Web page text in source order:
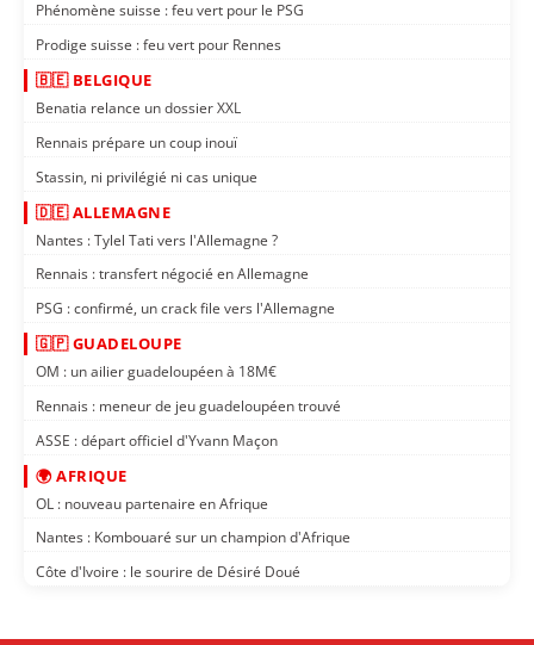
Phénomène suisse : feu vert pour le PSG
Prodige suisse : feu vert pour Rennes
🇧🇪 BELGIQUE
Benatia relance un dossier XXL
Rennais prépare un coup inouï
Stassin, ni privilégié ni cas unique
🇩🇪 ALLEMAGNE
Nantes : Tylel Tati vers l'Allemagne ?
Rennais : transfert négocié en Allemagne
PSG : confirmé, un crack file vers l'Allemagne
🇬🇵 GUADELOUPE
OM : un ailier guadeloupéen à 18M€
Rennais : meneur de jeu guadeloupéen trouvé
ASSE : départ officiel d'Yvann Maçon
🌍 AFRIQUE
OL : nouveau partenaire en Afrique
Nantes : Kombouaré sur un champion d'Afrique
Côte d'Ivoire : le sourire de Désiré Doué